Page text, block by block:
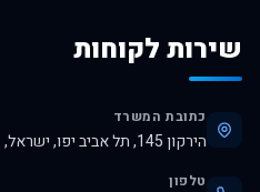
שירות לקוחות
כתובת המשרד
הירקון 145, תל אביב יפו, ישראל, 6345313
טלפון